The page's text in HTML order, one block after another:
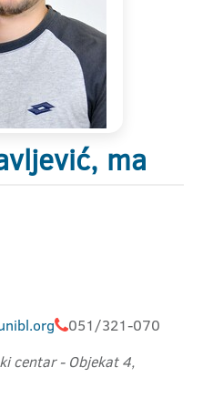
ma
051/321-070
centar - Objekat 4,